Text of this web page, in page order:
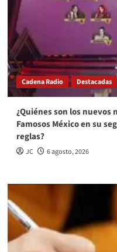
Cadena Radio Destacadas
¿Quiénes son los nuevos
Famosos México en su
reglas?
JC 6 agosto, 2026